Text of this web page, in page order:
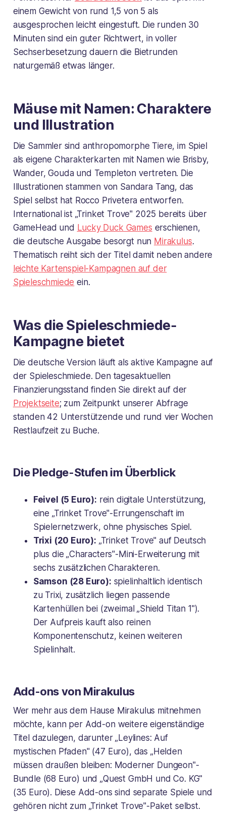
einem Gewicht von rund 1,5 von 5 als
ausgesprochen leicht eingestuft. Die runden 30
Minuten sind ein guter Richtwert, in voller
Sechserbesetzung dauern die Bietrunden
naturgemäß etwas länger.
Mäuse mit Namen: Charaktere
und Illustration
Die Sammler sind anthropomorphe Tiere, im Spiel
als eigene Charakterkarten mit Namen wie Brisby,
Wander, Gouda und Templeton vertreten. Die
Illustrationen stammen von Sandara Tang, das
Spiel selbst hat Rocco Privetera entworfen.
International ist „Trinket Trove" 2025 bereits über
GameHead und Lucky Duck Games erschienen,
die deutsche Ausgabe besorgt nun Mirakulus.
Thematisch reiht sich der Titel damit neben andere
leichte Kartenspiel-Kampagnen auf der
Spieleschmiede ein.
Was die Spieleschmiede-
Kampagne bietet
Die deutsche Version läuft als aktive Kampagne auf
der Spieleschmiede. Den tagesaktuellen
Finanzierungsstand finden Sie direkt auf der
Projektseite; zum Zeitpunkt unserer Abfrage
standen 42 Unterstützende und rund vier Wochen
Restlaufzeit zu Buche.
Die Pledge-Stufen im Überblick
Feivel (5 Euro): rein digitale Unterstützung,
eine „Trinket Trove"-Errungenschaft im
Spielernetzwerk, ohne physisches Spiel.
Trixi (20 Euro): „Trinket Trove" auf Deutsch
plus die „Characters"-Mini-Erweiterung mit
sechs zusätzlichen Charakteren.
Samson (28 Euro): spielinhaltlich identisch
zu Trixi, zusätzlich liegen passende
Kartenhüllen bei (zweimal „Shield Titan 1").
Der Aufpreis kauft also reinen
Komponentenschutz, keinen weiteren
Spielinhalt.
Add-ons von Mirakulus
Wer mehr aus dem Hause Mirakulus mitnehmen
möchte, kann per Add-on weitere eigenständige
Titel dazulegen, darunter „Leylines: Auf
mystischen Pfaden" (47 Euro), das „Helden
müssen draußen bleiben: Moderner Dungeon"-
Bundle (68 Euro) und „Quest GmbH und Co. KG"
(35 Euro). Diese Add-ons sind separate Spiele und
gehören nicht zum „Trinket Trove"-Paket selbst.